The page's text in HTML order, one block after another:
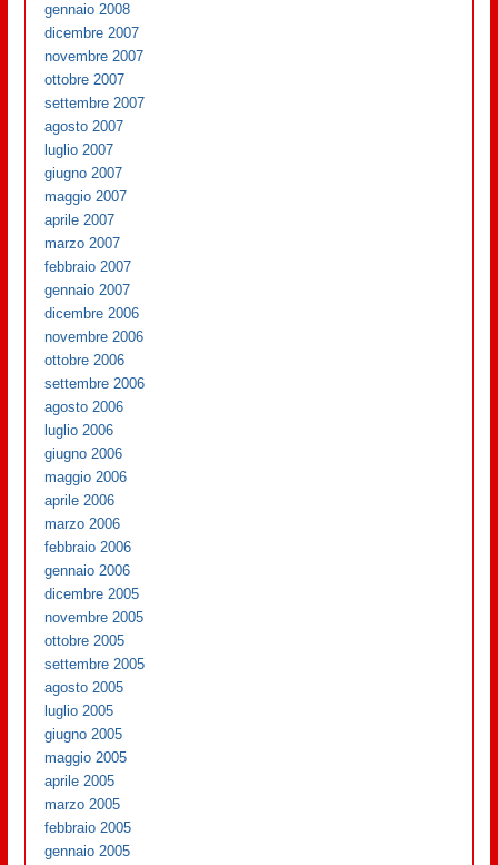
gennaio 2008
dicembre 2007
novembre 2007
ottobre 2007
settembre 2007
agosto 2007
luglio 2007
giugno 2007
maggio 2007
aprile 2007
marzo 2007
febbraio 2007
gennaio 2007
dicembre 2006
novembre 2006
ottobre 2006
settembre 2006
agosto 2006
luglio 2006
giugno 2006
maggio 2006
aprile 2006
marzo 2006
febbraio 2006
gennaio 2006
dicembre 2005
novembre 2005
ottobre 2005
settembre 2005
agosto 2005
luglio 2005
giugno 2005
maggio 2005
aprile 2005
marzo 2005
febbraio 2005
gennaio 2005